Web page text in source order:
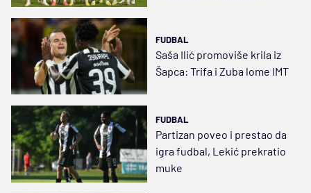
FUDBAL
Saša Ilić promoviše krila iz
Šapca: Trifa i Zuba lome IMT
FUDBAL
Partizan poveo i prestao da
igra fudbal, Lekić prekratio
muke